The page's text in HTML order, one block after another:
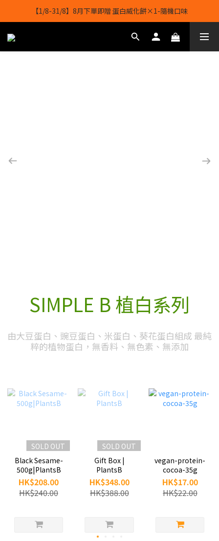
【1/8-31/8】8月下單即贈 蛋白威化餅×1-隨機口味
【1/8-31/8】8月下單即贈 蛋白威化餅×1-隨機口味
結帳輸入[gopowerhk]，可享全單*95折*，可與活動折扣疊加。
SIMPLE B 植白系列
由大豆蛋白、豌豆蛋白、米蛋白、葵花蛋白組成 最純
粹的植物蛋白，無香料、無色素、無添加
SOLD OUT
Black Sesame-
500g|PlantsB
HK$208.00
HK$240.00
SOLD OUT
Gift Box |
PlantsB
HK$348.00
HK$388.00
vegan-protein-
cocoa-35g
HK$17.00
HK$22.00